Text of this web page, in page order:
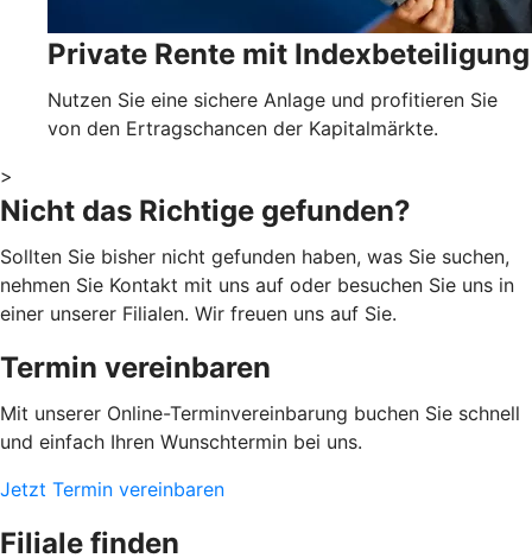
Private Rente mit Indexbeteiligung
Nutzen Sie eine sichere Anlage und profitieren Sie
von den Ertragschancen der Kapitalmärkte.
>
Nicht das Richtige gefunden?
Sollten Sie bisher nicht gefunden haben, was Sie suchen,
nehmen Sie Kontakt mit uns auf oder besuchen Sie uns in
einer unserer Filialen. Wir freuen uns auf Sie.
Termin vereinbaren
Mit unserer Online-Terminvereinbarung buchen Sie schnell
und einfach Ihren Wunschtermin bei uns.
Jetzt Termin vereinbaren
Filiale finden